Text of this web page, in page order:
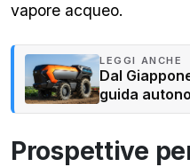
vapore acqueo.
LEGGI ANCHE
Dal
guida
Prospettive